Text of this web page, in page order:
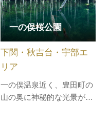
る「赤間神宮」。竜宮城を
イメージして建立された朱
色の水天門が、堂々と参拝
客を迎えてくれ、安産・家
内安全・無病息災・開運招
福・海上…
一の俣桜公園
一の俣温泉近く、豊田町の
山の奥に神秘的な光景が！
下関・秋吉台・宇部エ
リア